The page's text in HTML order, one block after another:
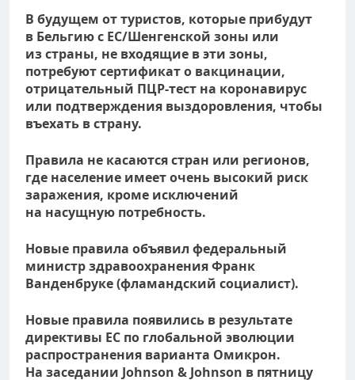
В будущем от туристов, которые прибудут
в Бельгию с ЕС/Шенгенской зоны или
из страны, не входящие в эти зоны,
потребуют сертификат о вакцинации,
отрицательный ПЦР-тест на коронавирус
или подтверждения выздоровления, чтобы
въехать в страну.
Правила не касаются стран или регионов,
где население имеет очень высокий риск
заражения, кроме исключений
на насущную потребность.
Новые правила объявил федеральный
министр здравоохранения Франк
Ванденбруке (фламандский социалист).
Новые правила появились в результате
директивы ЕС по глобальной эволюции
распространения варианта Омикрон.
На заседании Johnson & Johnson в пятницу